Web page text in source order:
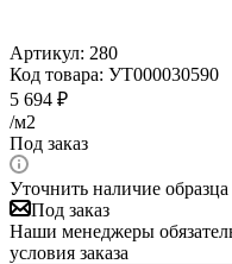
Артикул: 280
Код товара: УТ000030590
5 694 ₽
/м2
Под заказ
Уточнить наличие образца
Под заказ
Наши менеджеры
условия заказа